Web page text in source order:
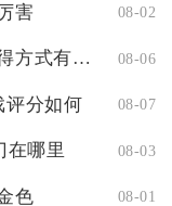
害 08-02
无尽的拉格朗日战例的获得方式有哪些 08-06
评分如何 08-07
在哪里 08-03
色 08-01